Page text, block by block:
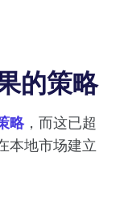
的策略
略 ，而这已超
本地市场建立